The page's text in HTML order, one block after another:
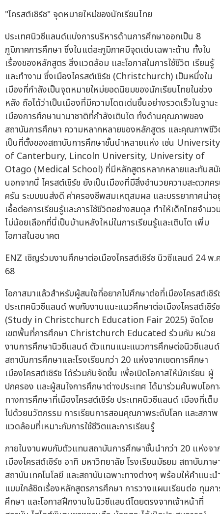
"ไครสต์เชิร์ช" จุดหมายใหม่ของนักเรียนไทย
ประเทศนิวซีแลนด์แบ่งการบริหารด้านการศึกษาออกเป็น 8
ภูมิภาคการศึกษา ซึ่งในแต่ละภูมิภาคมีจุดเด่นเฉพาะด้าน ทั้งใน
เรื่องของหลักสูตร สิ่งแวดล้อม และโอกาสในการใช้ชีวิต เรียนรู้
และทำงาน ซึ่งเมืองไครสต์เชิร์ช (Christchurch) เป็นหนึ่งใน
เมืองที่กำลังเป็นจุดหมายใหม่ยอดนิยมของนักเรียนไทยในช่วง
หลัง ถือได้ว่าเป็นเมืองที่มีความโดดเด่นขึ้นอย่างรวดเร็วในฐานะ
เมืองการศึกษานานาชาติที่กำลังเติบโต ทั้งด้านคุณภาพของ
สถาบันการศึกษา ความหลากหลายของหลักสูตร และคุณภาพชี
เป็นที่ตั้งของสถาบันการศึกษาชั้นนำหลายแห่ง เช่น University
of Canterbury, Lincoln University, University of
Otago (Medical School) ที่มีหลักสูตรหลากหลายและทันส
นอกจากนี้ ไครสต์เชิร์ช ยังเป็นเมืองที่มีสิ่งอำนวยความสะดวกค
ครัน ระบบขนส่งดี ค่าครองชีพสมเหตุสมผล และบรรยากาศน่าอ
เอื้อต่อการเรียนรู้และการใช้ชีวิตอย่างสมดุล ทำให้เด็กไทยจำนว
ไม่น้อยเลือกที่นี่เป็นบ้านหลังใหม่ในการเรียนรู้และเติบโต เพิ่ม
โอกาสในอนาคต
ENZ เชิญร่วมงานศึกษาต่อเมืองไครสต์เชิร์ช นิวซีแลนด์ 24 พ.
68
โอกาสมาแล้วสำหรับผู้สนใจที่อยากไปศึกษาต่อที่เมืองไครสต์เชิร์
ประเทศนิวซีแลนด์ พบกับงานแนะแนวศึกษาต่อเมืองไครสต์เชิร์ช
(Study in Christchurch Education Fair 2025) จัดโดย
เขตพื้นที่การศึกษา Christchurch Educated ร่วมกับ หน่วย
งานการศึกษานิวซีแลนด์ ตัวแทนแนะแนวการศึกษต่อนิวซีแลนด์
สถาบันการศึกษาและโรงเรียนกว่า 20 แห่งจากเขตการศึกษา
เมืองไครสต์เชิร์ช ได้ร่วมกันจัดขึ้น เพื่อเปิดโอกาสให้นักเรียน ผู้
ปกครอง และผู้สนใจการศึกษาต่างประเทศ ได้มาร่วมค้นพบโอก
ทางการศึกษาที่เมืองไครสต์เชิร์ช ประเทศนิวซีแลนด์ เมืองที่เต็ม
ไปด้วยนวัตกรรม การเรียนการสอนคุณภาพระดับโลก และสภาพ
แวดล้อมที่เหมาะกับการใช้ชีวิตและการเรียนรู้
ภายในงานพบกับตัวแทนสถาบันการศึกษาชั้นนำกว่า 20 แห่งจา
เมืองไครสต์เชิร์ช อาทิ มหาวิทยาลัย โรงเรียนมัธยม สถาบันภาษ
สถาบันเทคโนโลยี และสถาบันเฉพาะทางต่างๆ พร้อมให้คำแนะน
แบบใกล้ชิดเรื่องหลักสูตรการศึกษา การวางแผนเรียนต่อ ทุนก
ศึกษา และโอกาสฝึกงานในนิวซีแลนด์โดยตรงจากเจ้าหน้าที่